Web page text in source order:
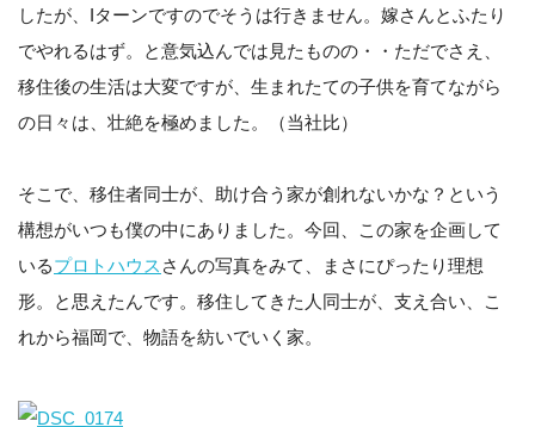
したが、Iターンですのでそうは行きません。嫁さんとふたり
でやれるはず。と意気込んでは見たものの・・ただでさえ、
移住後の生活は大変ですが、生まれたての子供を育てながら
の日々は、壮絶を極めました。（当社比）
そこで、移住者同士が、助け合う家が創れないかな？という
構想がいつも僕の中にありました。今回、この家を企画して
いるプロトハウス さんの写真をみて、まさにぴったり理想
形。と思えたんです。移住してきた人同士が、支え合い、こ
れから福岡で、物語を紡いでいく家。